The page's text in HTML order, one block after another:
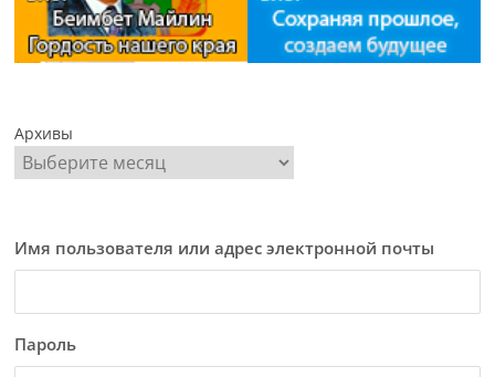
Архивы
Имя пользователя или адрес электронной почты
Пароль